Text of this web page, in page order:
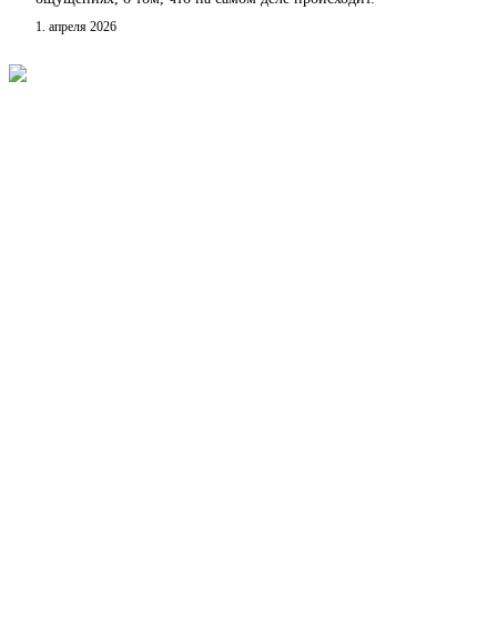
1. апреля 2026